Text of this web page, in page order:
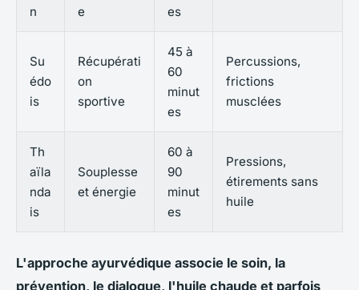
n
e
es
Su
édo
is
Récupérati
on
sportive
45 à
60
minut
es
Percussions,
frictions
musclées
Th
aïla
nda
is
Souplesse
et énergie
60 à
90
minut
es
Pressions,
étirements sans
huile
L'approche ayurvédique associe le soin, la
prévention, le dialogue, l'huile chaude et parfois